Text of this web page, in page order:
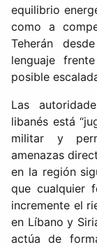
equilibrio
como a
Teherán
lenguaje
posible
Las
libanés está
militar y
amenazas
en la región
que cualquier
incremente el
en Líbano y
actúa de